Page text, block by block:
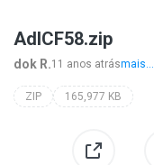
AdlCF58.zip
dok R.11 anos atrásmais...
ZIP 165,977 KB